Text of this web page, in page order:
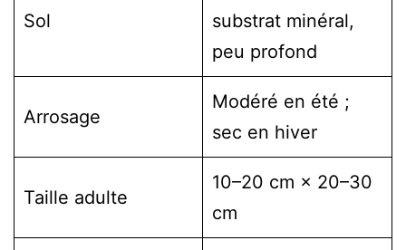
Sol
substrat minéral,
peu profond
Arrosage
Modéré en été ;
sec en hiver
Taille adulte
10–20 cm × 20–30
cm